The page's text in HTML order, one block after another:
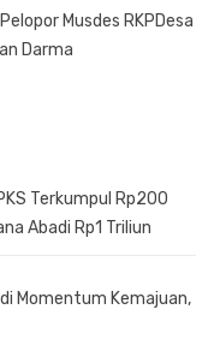
Musdes RKPDesa
Darma
Terkumpul Rp200
Abadi Rp1 Triliun
Momentum Kemajuan,